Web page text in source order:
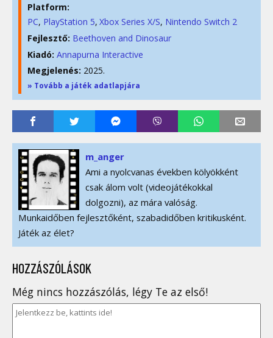
Platform:
PC PlayStation 5 Xbox Series X/S Nintendo Switch 2
Fejlesztő: Beethoven and Dinosaur
Kiadó: Annapurna Interactive
Megjelenés: 2025.
» Tovább a játék adatlapjára
m_anger
Ami a nyolcvanas években kölyökként
csak álom volt (videojátékokkal
dolgozni), az mára valóság.
Munkaidőben fejlesztőként, szabadidőben kritikusként.
Játék az élet?
HOZZÁSZÓLÁSOK
Még nincs hozzászólás, légy Te az első!